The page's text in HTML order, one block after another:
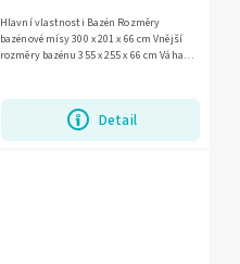
Detail
Hlavní vlastnosti Bazén Rozměry
bazénové mísy 300 x 201 x 66 cm Vnější
rozměry bazénu 355 x 255 x 66 cm Váha